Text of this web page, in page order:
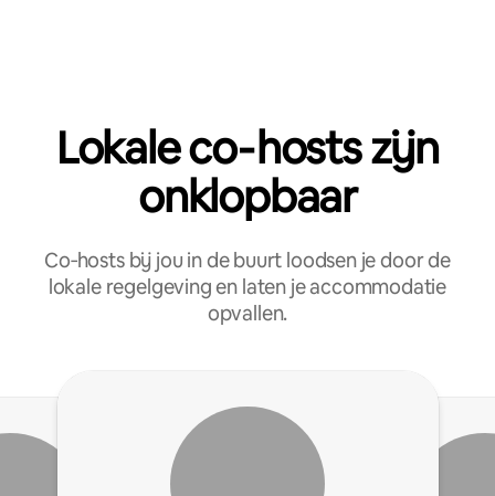
Lokale co‑hosts zijn
onklopbaar
Co‑hosts bij jou in de buurt loodsen je door de
lokale regelgeving en laten je accommodatie
opvallen.